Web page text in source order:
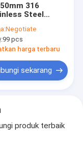
316
Steel
Warna
Negotiate
99 pcs
harga terbaru
sekarang
produk terbaik